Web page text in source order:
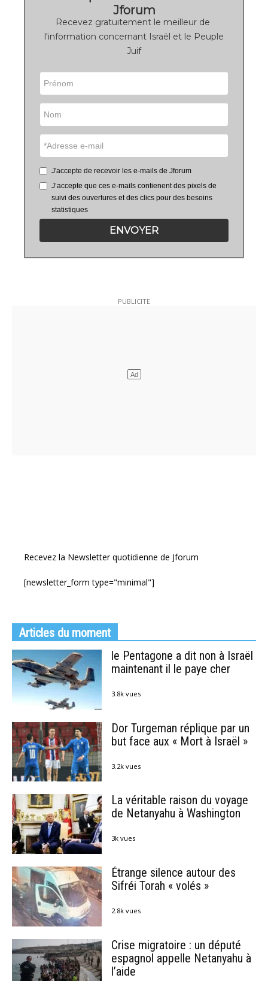
Jforum
Recevez gratuitement le meilleur de
l'information concernant Israël et le Peuple
Juif
J'accepte de recevoir les e-mails de Jforum
J’accepte que ces e-mails contienent des pixels de
suivi des ouvertures et des clics pour des besoins
statistiques
ENVOYER
Recevez la Newsletter quotidienne de Jforum
[newsletter_form type="minimal"]
Articles du moment
le Pentagone a dit non à Israël
maintenant il le paye cher
3.8k vues
Dor Turgeman réplique par un
but face aux « Mort à Israël »
3.2k vues
La véritable raison du voyage
de Netanyahu à Washington
3k vues
Étrange silence autour des
Sifréi Torah « volés »
2.8k vues
Crise migratoire : un député
espagnol appelle Netanyahu à
l’aide